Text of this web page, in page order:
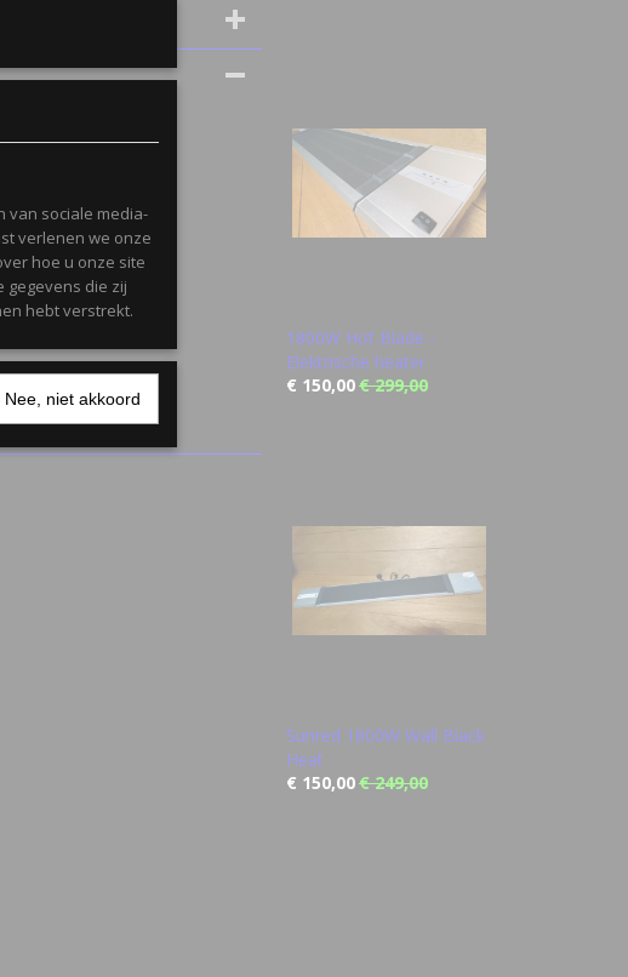
1800W Hot Blade -
Elektrische heater
€ 150,00€ 299,00
Sunred 1800W Wall Black
Heat
€ 150,00€ 249,00
van sociale media-
verlenen we onze
hoe u onze site
gegevens die zij
hebt verstrekt.
Nee, niet akkoord